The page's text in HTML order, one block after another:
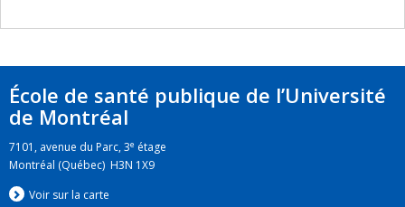
École de santé publique de l’Université
de Montréal
7101, avenue du Parc, 3e étage
Montréal (Québec) H3N 1X9
Voir sur la carte